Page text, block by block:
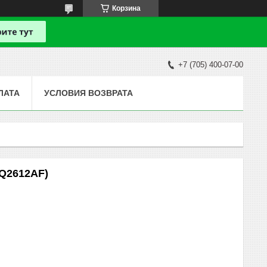
Корзина
+7 (705) 400-07-00
УСЛОВИЯ ВОЗВРАТА